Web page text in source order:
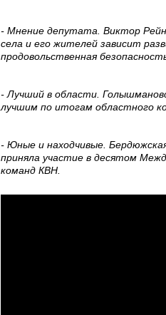
- Мнение депутата. Виктор
села и его жителей зависит
продовольственная
- Лучший в области.
лучшим по итогам областного
- Юные и находчивые.
приняла участие в десятом
команд КВН.